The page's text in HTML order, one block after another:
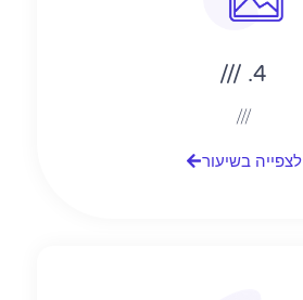
4. ///
///
לצפייה בשיעור